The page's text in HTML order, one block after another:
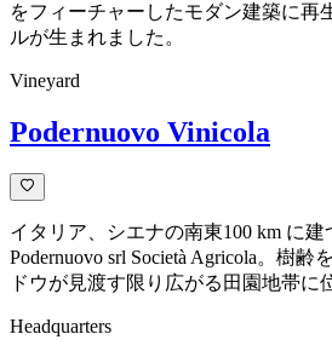
をフィーチャーしたモダン建築に再
ルが生まれました。
Vineyard
Podernuovo Vinicola
イタリア、シエナの南東100 km に建
Podernuovo srl Società Agricola。樹
ドウが見渡す限り広がる田園地帯に
Headquarters